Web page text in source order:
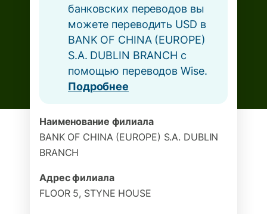
банковских переводов вы
можете переводить USD в
BANK OF CHINA (EUROPE)
S.A. DUBLIN BRANCH с
помощью переводов Wise.
Подробнее
Наименование филиала
BANK OF CHINA (EUROPE) S.A. DUBLIN
BRANCH
Адрес филиала
FLOOR 5, STYNE HOUSE